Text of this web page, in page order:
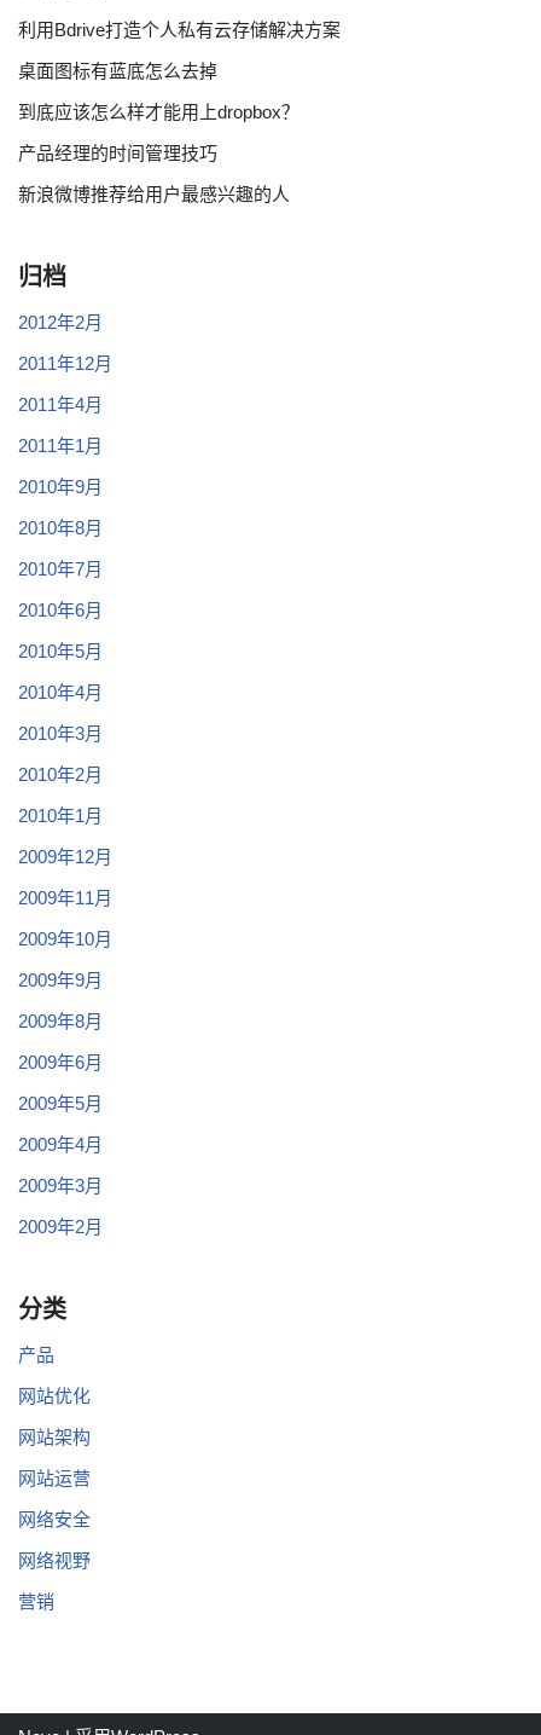
利用Bdrive打造个人私有云存储解决方案
桌面图标有蓝底怎么去掉
到底应该怎么样才能用上dropbox？
产品经理的时间管理技巧
新浪微博推荐给用户最感兴趣的人
归档
2012年2月
2011年12月
2011年4月
2011年1月
2010年9月
2010年8月
2010年7月
2010年6月
2010年5月
2010年4月
2010年3月
2010年2月
2010年1月
2009年12月
2009年11月
2009年10月
2009年9月
2009年8月
2009年6月
2009年5月
2009年4月
2009年3月
2009年2月
分类
产品
网站优化
网站架构
网站运营
网络安全
网络视野
营销